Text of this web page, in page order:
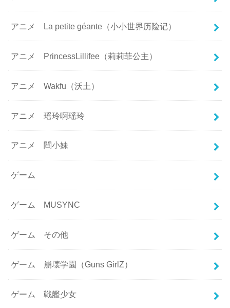
アニメ La petite géante（小小世界历险记）
アニメ PrincessLillifee（莉莉菲公主）
アニメ Wakfu（沃土）
アニメ 瑶玲啊瑶玲
アニメ 閰小妹
ゲーム
ゲーム MUSYNC
ゲーム その他
ゲーム 崩壊学園（Guns GirlZ）
ゲーム 戦艦少女